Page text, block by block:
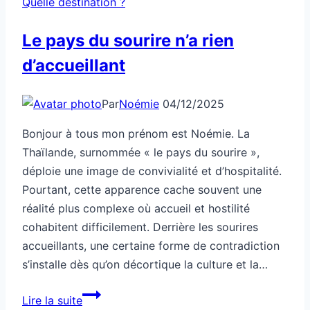
Le pays du sourire n’a rien
d’accueillant
ParNoémie 04/12/2025
Bonjour à tous mon prénom est Noémie. La
Thaïlande, surnommée « le pays du sourire »,
déploie une image de convivialité et d’hospitalité.
Pourtant, cette apparence cache souvent une
réalité plus complexe où accueil et hostilité
cohabitent difficilement. Derrière les sourires
accueillants, une certaine forme de contradiction
s’installe dès qu’on décortique la culture et la…
Lire la suiteLe